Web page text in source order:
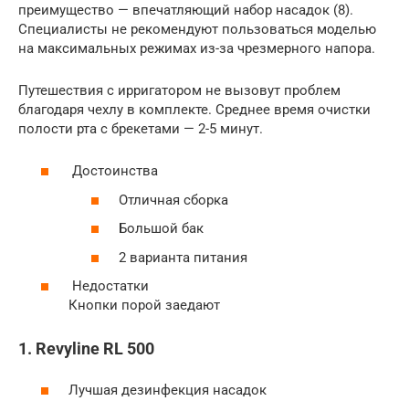
преимущество — впечатляющий набор насадок (8).
Специалисты не рекомендуют пользоваться моделью
на максимальных режимах из-за чрезмерного напора.
Путешествия с ирригатором не вызовут проблем
благодаря чехлу в комплекте. Среднее время очистки
полости рта с брекетами — 2-5 минут.
Достоинства
Отличная сборка
Большой бак
2 варианта питания
Недостатки
Кнопки порой заедают
1. Revyline RL 500
Лучшая дезинфекция насадок